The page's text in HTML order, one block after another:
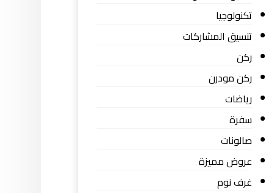
تكنولوجيا
تنسيق المشاركات
ركن
ركن مودرن
رياضات
سفرة
صالونات
عروض مميزة
غرف نوم